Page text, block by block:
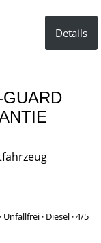
Details
· Unfallfrei · Diesel · 4/5